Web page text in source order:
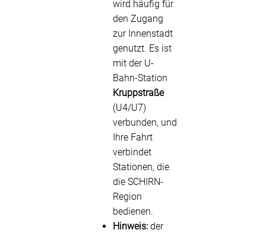
wird häufig für
den Zugang
zur Innenstadt
genutzt. Es ist
mit der U-
Bahn-Station
Kruppstraße
(U4/U7)
verbunden, und
Ihre Fahrt
verbindet
Stationen, die
die SCHIRN-
Region
bedienen.
Hinweis: der